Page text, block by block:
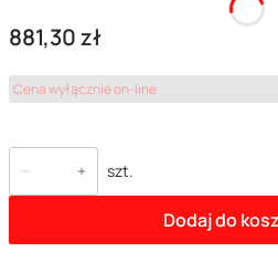
Cena
881,30 zł
Cena wyłącznie on-line
szt.
Dodaj do